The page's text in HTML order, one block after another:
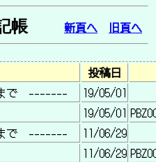
帳 新頁へ 旧頁へ
投稿日
で　-------
19/05/01
19/05/01
で　-------
11/06/29
題
11/06/29